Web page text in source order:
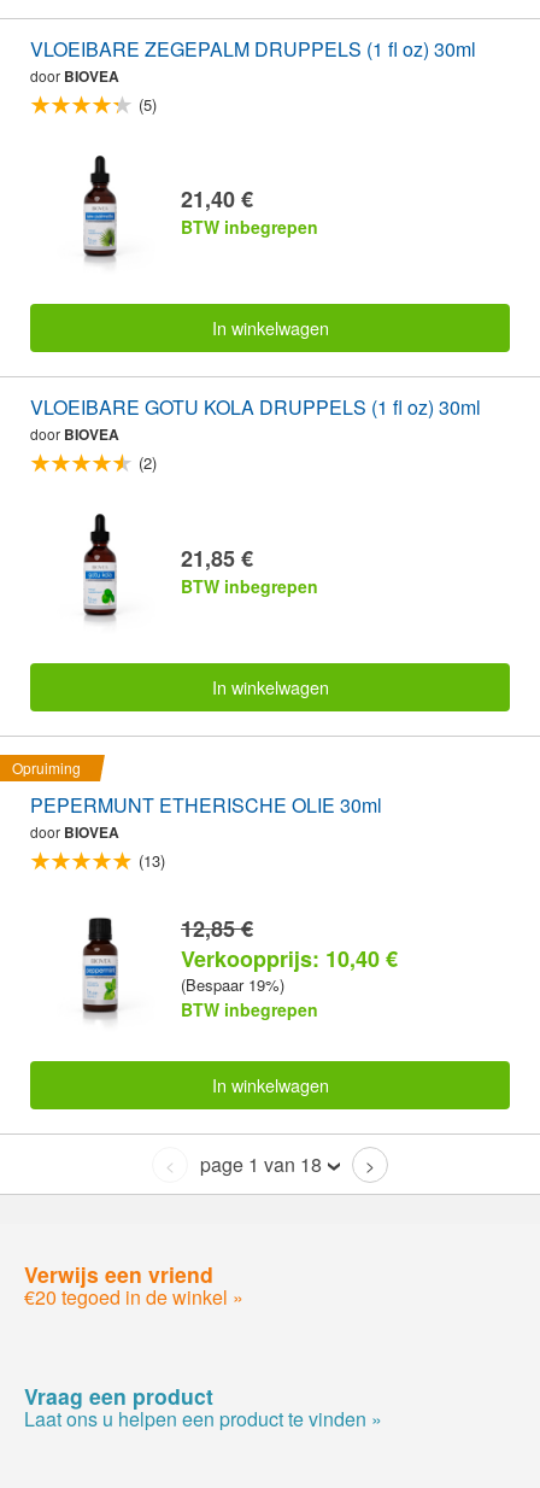
VLOEIBARE ZEGEPALM DRUPPELS (1 fl oz) 30ml
door BIOVEA
(5)
21,40 €
BTW inbegrepen
In winkelwagen
VLOEIBARE GOTU KOLA DRUPPELS (1 fl oz) 30ml
door BIOVEA
(2)
21,85 €
BTW inbegrepen
In winkelwagen
Opruiming
PEPERMUNT ETHERISCHE OLIE 30ml
door BIOVEA
(13)
12,85 €
Verkoopprijs: 10,40 €
(Bespaar 19%)
BTW inbegrepen
In winkelwagen
< page 1 van 18 >
Verwijs een vriend
€20 tegoed in de winkel »
Vraag een product
Laat ons u helpen een product te vinden »